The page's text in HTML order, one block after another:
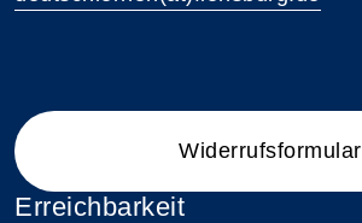
Widerrufsformular
Erreichbarkeit